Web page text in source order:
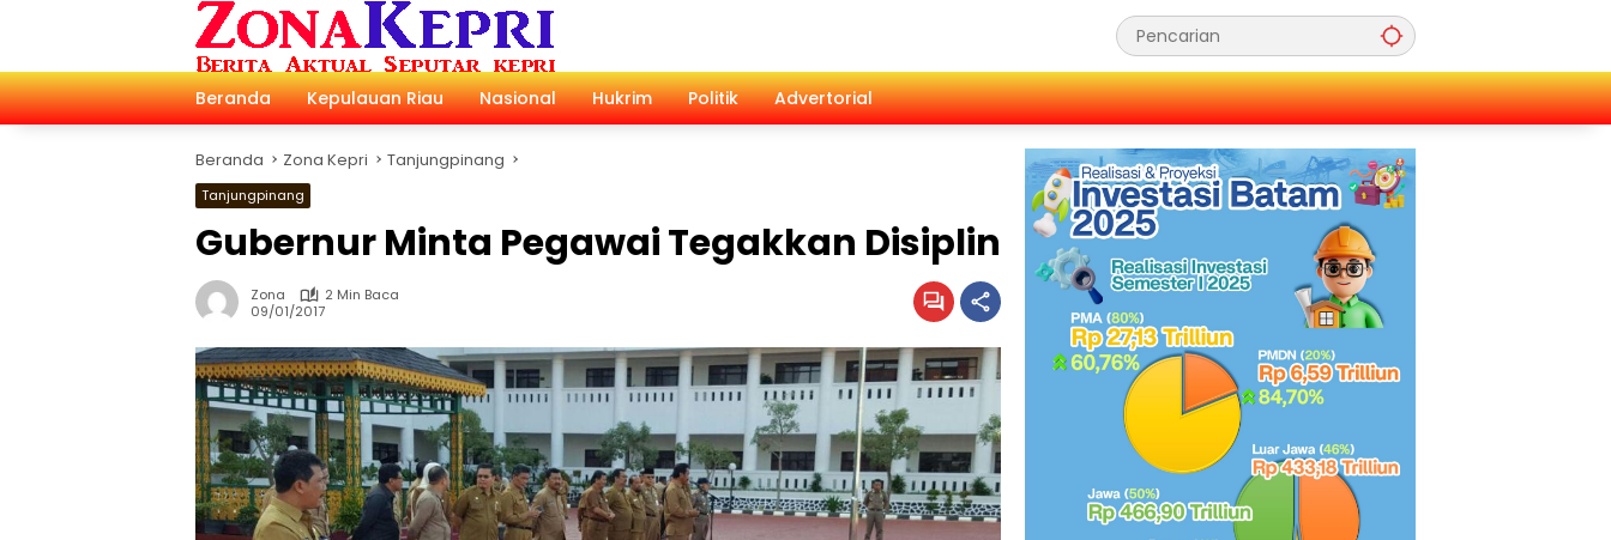
Beranda
Kepulauan Riau Nasional Hukrim Politik Advertorial
Beranda Zona Kepri Tanjungpinang
Tanjungpinang
Gubernur Minta Pegawai Tegakkan Disiplin
Zona
2 Min Baca
09/01/2017